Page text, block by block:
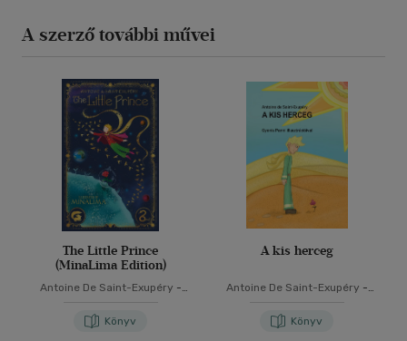
A szerző további művei
The Little Prince
(MinaLima Edition)
Antoine De Saint-Exupéry -
Könyv
A kis herceg
Antoine De Saint-Exupéry -
Könyv